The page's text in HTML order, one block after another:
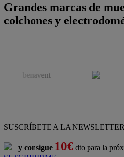
Grandes marcas de
colchones y
SUSCRÍBETE A LA NEWSLETTER
y consigue 10€ dto para la